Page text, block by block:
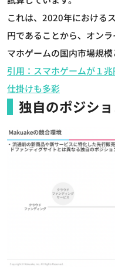
これは、2020年における
円であることから、オン
マホゲームの国内市場規模
引用：スマホゲームが１
仕掛けも多彩
独自のポジシ